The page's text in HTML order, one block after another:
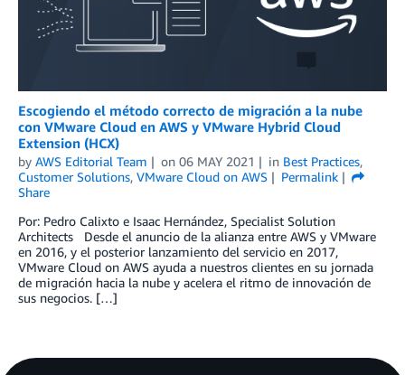
Escogiendo el método correcto de migración a la nube
con VMware Cloud en AWS y VMware Hybrid Cloud
Extension (HCX)
by AWS Editorial Team on 06 MAY 2021 in Best Practices,
Customer Solutions, VMware Cloud on AWS
Permalink
Share
Por: Pedro Calixto e Isaac Hernández, Specialist Solution
Architects Desde el anuncio de la alianza entre AWS y VMware
en 2016, y el posterior lanzamiento del servicio en 2017,
VMware Cloud on AWS ayuda a nuestros clientes en su jornada
de migración hacia la nube y acelera el ritmo de innovación de
sus negocios. […]